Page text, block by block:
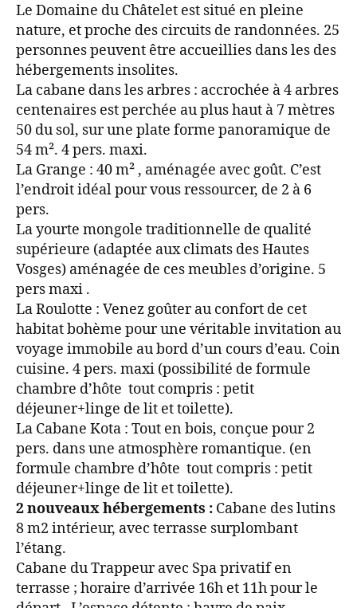
Le Domaine du Châtelet est situé en pleine
nature, et proche des circuits de randonnées. 25
personnes peuvent être accueillies dans les des
hébergements insolites.
La cabane dans les arbres : accrochée à 4 arbres
centenaires est perchée au plus haut à 7 mètres
50 du sol, sur une plate forme panoramique de
54 m². 4 pers. maxi.
La Grange : 40 m² , aménagée avec goût. C’est
l’endroit idéal pour vous ressourcer, de 2 à 6
pers.
La yourte mongole traditionnelle de qualité
supérieure (adaptée aux climats des Hautes
Vosges) aménagée de ces meubles d’origine. 5
pers maxi .
La Roulotte : Venez goûter au confort de cet
habitat bohème pour une véritable invitation au
voyage immobile au bord d’un cours d’eau. Coin
cuisine. 4 pers. maxi (possibilité de formule
chambre d’hôte tout compris : petit
déjeuner+linge de lit et toilette).
La Cabane Kota : Tout en bois, conçue pour 2
pers. dans une atmosphère romantique. (en
formule chambre d’hôte tout compris : petit
déjeuner+linge de lit et toilette).
2 nouveaux hébergements : Cabane des lutins
8 m2 intérieur, avec terrasse surplombant
l’étang.
Cabane du Trappeur avec Spa privatif en
terrasse ; horaire d’arrivée 16h et 11h pour le